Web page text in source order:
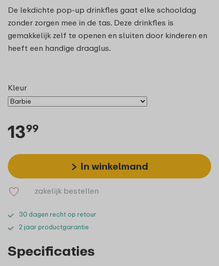
De lekdichte pop-up drinkfles gaat elke schooldag
zonder zorgen mee in de tas. Deze drinkfles is
gemakkelijk zelf te openen en sluiten door kinderen en
heeft een handige draaglus.
Kleur
1399
In winkelmand
zakelijk bestellen
30 dagen recht op retour
2 jaar productgarantie
Specificaties